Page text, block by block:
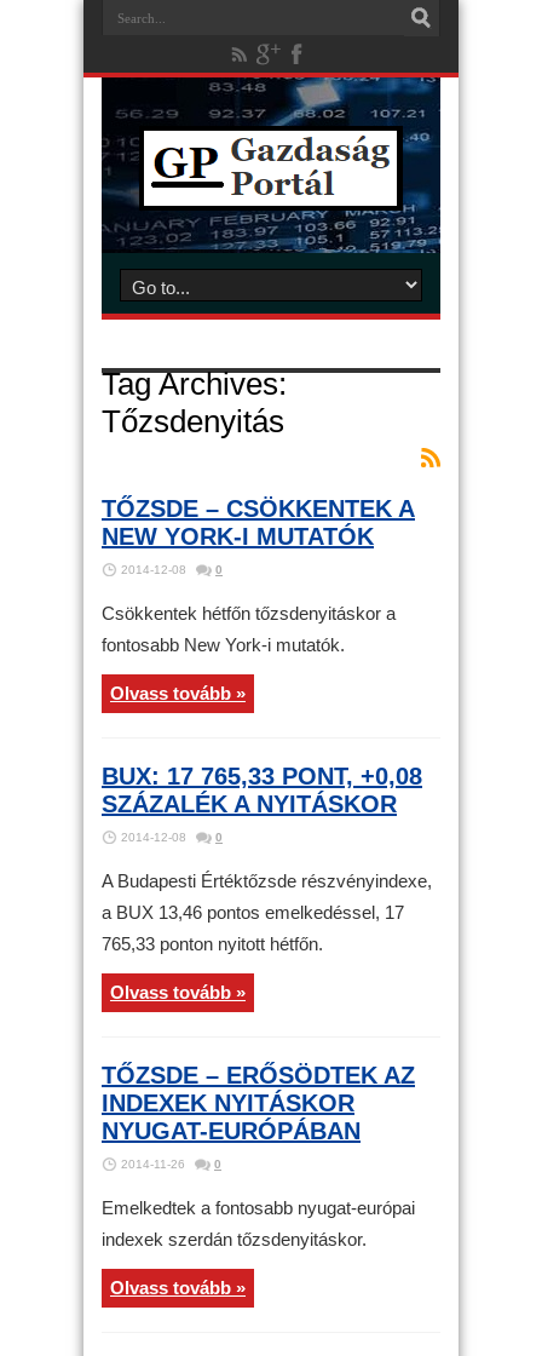
Tag Archives:
Tőzsdenyitás
TŐZSDE – CSÖKKENTEK A
NEW YORK-I MUTATÓK
2014-12-08 0
Csökkentek hétfőn tőzsdenyitáskor a
fontosabb New York-i mutatók.
Olvass tovább »
BUX: 17 765,33 PONT, +0,08
SZÁZALÉK A NYITÁSKOR
2014-12-08 0
A Budapesti Értéktőzsde részvényindexe,
a BUX 13,46 pontos emelkedéssel, 17
765,33 ponton nyitott hétfőn.
Olvass tovább »
TŐZSDE – ERŐSÖDTEK AZ
INDEXEK NYITÁSKOR
NYUGAT-EURÓPÁBAN
2014-11-26 0
Emelkedtek a fontosabb nyugat-európai
indexek szerdán tőzsdenyitáskor.
Olvass tovább »